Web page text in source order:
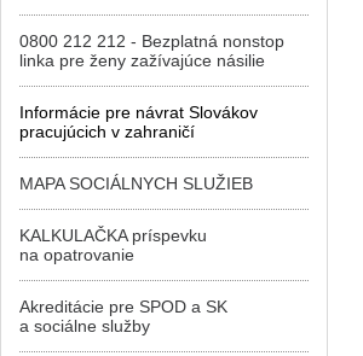
0800 212 212 - Bezplatná nonstop
linka pre ženy zažívajúce násilie
Informácie pre návrat Slovákov
pracujúcich v zahraničí
MAPA SOCIÁLNYCH SLUŽIEB
KALKULAČKA príspevku
na opatrovanie
Akreditácie pre SPOD a SK
a sociálne služby